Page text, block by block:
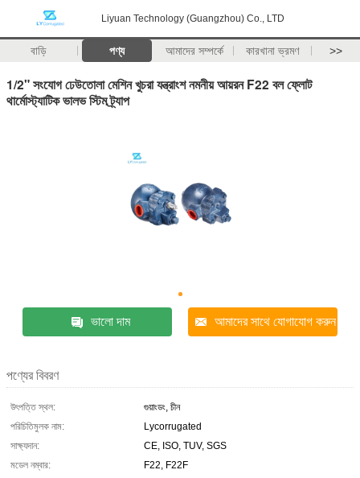
Liyuan Technology (Guangzhou) Co., LTD
বাড়ি পণ্য আমাদের সম্পর্কে কারখানা ভ্রমণ >>
1/2" সংযোগ ঢেউতোলা মেশিন খুচরা যন্ত্রাংশ নমনীয় আয়রন F22 বল ফ্লোট
থার্মোস্ট্যাটিক ভালভ স্টিম ট্র্যাপ
ভালো দাম আমাদের সাথে যোগাযোগ করুন
পণ্যের বিবরণ
উৎপত্তি স্থল:
গুয়াংডং, চীন
পরিচিতিমুলক নাম:
Lycorrugated
সাক্ষ্যদান:
CE, ISO, TUV, SGS
মডেল নম্বার:
F22, F22F